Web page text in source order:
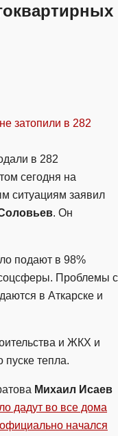
в 282
сегодня на
ситуациям заявил
. Он
подают в 98%
Проблемы с
в Аткарске и
и ЖКХ и
пуске тепла.
Михаил Исаев
дадут во все дома
официально начался